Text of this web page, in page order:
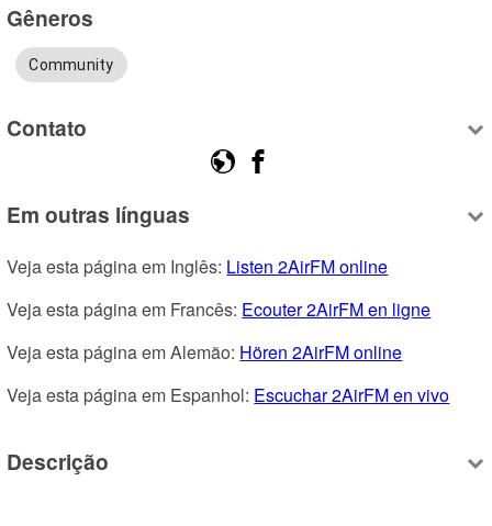
Gêneros
Community
Contato
Em outras línguas
Veja esta página em Inglês: Listen 2AirFM online
Veja esta página em Francês: Ecouter 2AirFM en ligne
Veja esta página em Alemão: Hören 2AirFM online
Veja esta página em Espanhol: Escuchar 2AirFM en vivo
Descrição